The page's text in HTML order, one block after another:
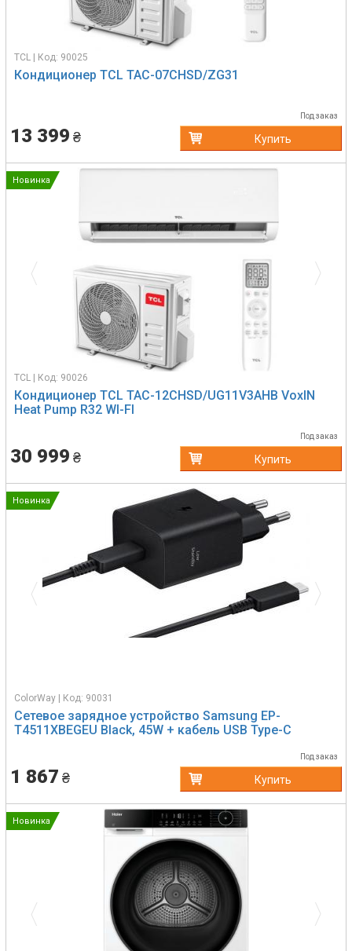
TCL | Код: 90025
Кондиционер TCL TAC-07CHSD/ZG31
Под заказ
13 399 ₴ Купить
Previous
Новинка
TCL | Код: 90026
Кондиционер TCL TAC-12CHSD/UG11V3AHB VoxIN
Heat Pump R32 WI-FI
Под заказ
30 999 ₴ Купить
Previous
Новинка
ColorWay | Код: 90031
Сетевое зарядное устройство Samsung EP-
T4511XBEGEU Black, 45W + кабель USB Type-C
Под заказ
1 867 ₴ Купить
Новинка